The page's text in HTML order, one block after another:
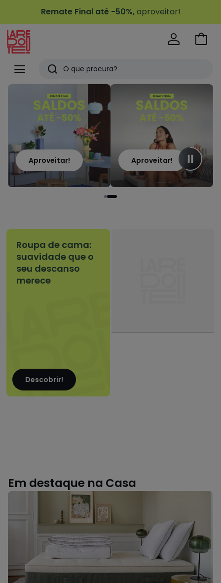
Remate Final até -50%,aproveitar!
Menu
Redoute
Pesquisar
Últimos
artigos
vistos
Ir
Aproveitar! Aproveitar!
Roupa de cama:
suavidade que o
seu descanso
merece
Descobrir!
Em destaque na Casa
O